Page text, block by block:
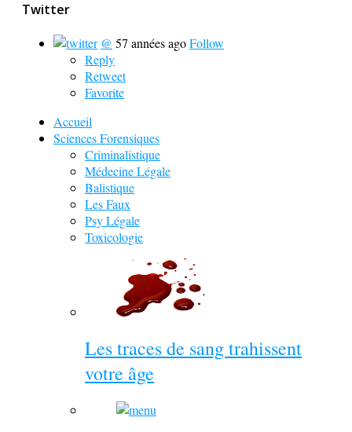
Twitter
@ 57 années agoFollow
Reply
Retweet
Favorite
Accueil
Sciences Forensiques
Criminalistique
Médecine Légale
Balistique
Les Faux
Psy Légale
Toxicologie
Les traces de sang trahissent
votre âge